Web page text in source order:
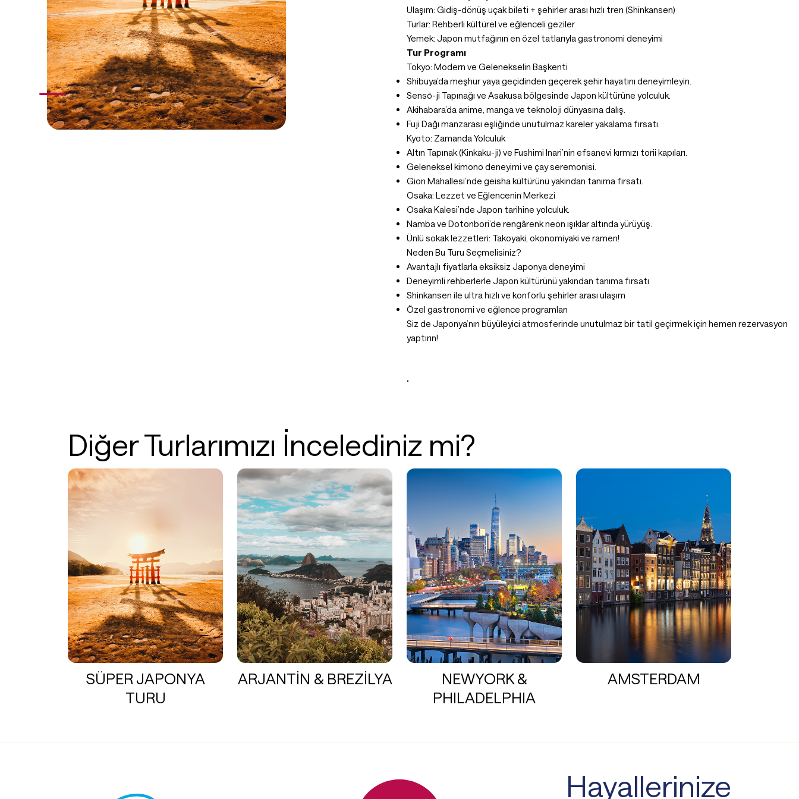
Ulaşım: Gidiş-dönüş uçak bileti + şehirler arası hızlı tren (Shinkansen)
Turlar: Rehberli kültürel ve eğlenceli geziler
Yemek: Japon mutfağının en özel tatlarıyla gastronomi deneyimi
Tur Programı
Tokyo: Modern ve Gelenekselin Başkenti
Shibuya’da meşhur yaya geçidinden geçerek şehir hayatını deneyimleyin.
Sensō-ji Tapınağı ve Asakusa bölgesinde Japon kültürüne yolculuk.
Akihabara’da anime, manga ve teknoloji dünyasına dalış.
Fuji Dağı manzarası eşliğinde unutulmaz kareler yakalama fırsatı.
Kyoto: Zamanda Yolculuk
Altın Tapınak (Kinkaku-ji) ve Fushimi Inari’nin efsanevi kırmızı torii kapıları.
Geleneksel kimono deneyimi ve çay seremonisi.
Gion Mahallesi’nde geisha kültürünü yakından tanıma fırsatı.
Osaka: Lezzet ve Eğlencenin Merkezi
Osaka Kalesi’nde Japon tarihine yolculuk.
Namba ve Dotonbori’de rengârenk neon ışıklar altında yürüyüş.
Ünlü sokak lezzetleri: Takoyaki, okonomiyaki ve ramen!
Neden Bu Turu Seçmelisiniz?
Avantajlı fiyatlarla eksiksiz Japonya deneyimi
Deneyimli rehberlerle Japon kültürünü yakından tanıma fırsatı
Shinkansen ile ultra hızlı ve konforlu şehirler arası ulaşım
Özel gastronomi ve eğlence programları
Siz de Japonya’nın büyüleyici atmosferinde unutulmaz bir tatil geçirmek için hemen rezervasyon
yaptırın!
.
Diğer Turlarımızı İncelediniz mi?
SÜPER JAPONYA
TURU
ARJANTİN & BREZİLYA
NEWYORK &
PHILADELPHIA
AMSTERDAM
Hayallerinize